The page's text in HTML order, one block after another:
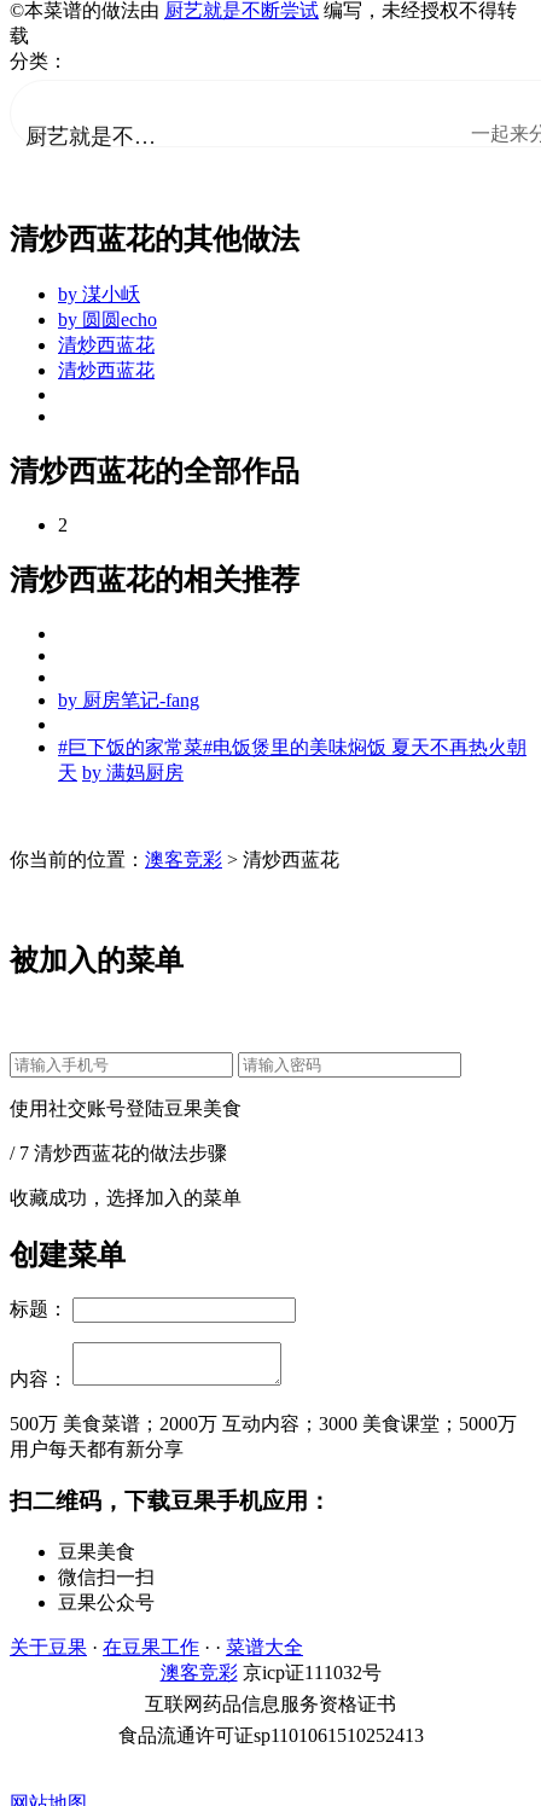
©本菜谱的做法由 厨艺就是不断尝试 编写，未经授权不得转
载
分类：
厨艺就是不断尝试 一起来
清炒西蓝花的其他做法
by 湈小岆
by 圆圆echo
清炒西蓝花
清炒西蓝花
清炒西蓝花的全部作品
2
清炒西蓝花的相关推荐
by 厨房笔记-fang
#巨下饭的家常菜#电饭煲里的美味焖饭 夏天不再热火朝
天 by 满妈厨房
你当前的位置： 澳客竞彩 > 清炒西蓝花
被加入的菜单
使用社交账号登陆豆果美食
/ 7 清炒西蓝花的做法步骤
收藏成功，选择加入的菜单
创建菜单
标题：
内容：
500万 美食菜谱； 2000万 互动内容； 3000 美食课堂； 5000万
用户每天都有新分享
扫二维码，下载豆果手机应用：
豆果美食
微信扫一扫
豆果公众号
关于豆果 · 在豆果工作 · · 菜谱大全
澳客竞彩 京icp证111032号
互联网药品信息服务资格证书
食品流通许可证sp1101061510252413